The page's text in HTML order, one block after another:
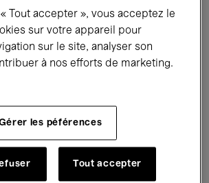
Concerts
Performances
Débats
Global Music
Tout accepter », vous acceptez le
sur votre appareil pour
sur le site, analyser son
à nos efforts de marketing.
les péférences
Tout accepter